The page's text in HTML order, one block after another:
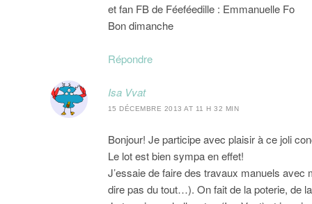
et fan FB de Féeféedille : Emmanuelle Fo
Bon dimanche
Répondre
Isa Vvat
15 DÉCEMBRE 2013 AT 11 H 32 MIN
Bonjour! Je participe avec plaisir à ce joli
Le lot est bien sympa en effet!
J’essaie de faire des travaux manuels avec
dire pas du tout…). On fait de la poterie, de